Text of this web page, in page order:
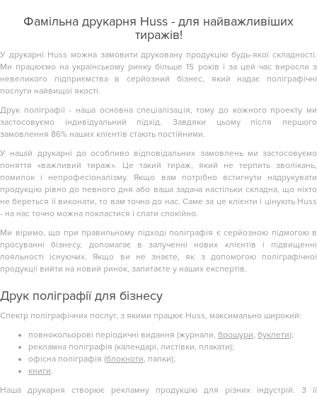
Фамільна друкарня Huss - для найважливіших
тиражів!
У друкарні Huss можна замовити друковану продукцію будь-якої складності.
Ми працюємо на українському ринку більше 15 років і за цей час виросли з
невеликого підприємства в серйозний бізнес, який надає поліграфічні
послуги найвищої якості.
Друк поліграфії - наша основна спеціалізація, тому до кожного проекту ми
застосовуємо індивідуальний підхід. Завдяки цьому після першого
замовлення 86% наших клієнтів стають постійними.
У нашій друкарні до особливо відповідальних замовлень ми застосовуємо
поняття «важливий тираж». Це такий тираж, який не терпить зволікань,
помилок і непрофесіоналізму. Якщо вам потрібно встигнути надрукувати
продукцію рівно до певного дня або ваша задача настільки складна, що ніхто
не береться її виконати, то вам точно до нас. Саме за це клієнти і цінують Huss
- на нас точно можна покластися і спати спокійно.
Ми віримо, що при правильному підході поліграфія є серйозною підмогою в
просуванні бізнесу, допомагає в залученні нових клієнтів і підвищенні
лояльності існуючих. Якщо ви не знаєте, як з допомогою поліграфічної
продукції вийти на новий ринок, запитаєте у наших експертів.
Друк поліграфії для бізнесу
Спектр поліграфічних послуг, з якими працює Huss, максимально широкий:
повнокольорові періодичні видання (журнали, брошури, буклети);
рекламна поліграфія (календарі, листівки, плакати);
офісна поліграфія (блокноти, папки);
книги.
Наша друкарня створює рекламну продукцію для різних індустрій. З її